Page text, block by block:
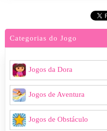
Categorias do Jogo
Jogos da Dora
Jogos de Aventura
Jogos de Obstáculo